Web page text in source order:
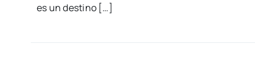
es un destino […]